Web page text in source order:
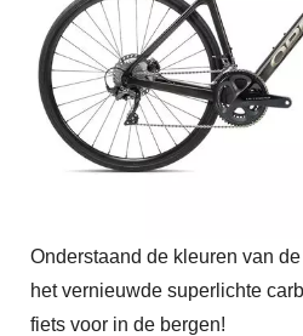
Onderstaand de kleuren van
het vernieuwde superlichte
fiets voor in de bergen!